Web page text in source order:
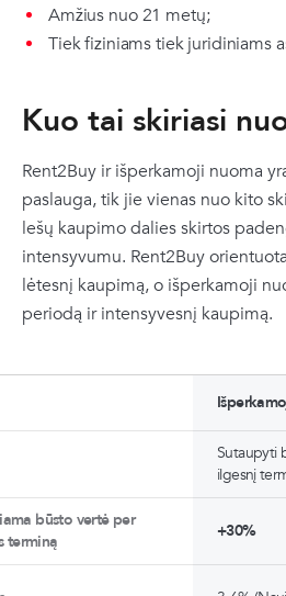
Amžius nuo 21 metų;
Tiek fiziniams tiek juridiniams
Kuo tai skiriasi
Rent2Buy ir išperkamoji nuoma
paslauga, tik jie vienas nuo kito
lešų kaupimo dalies skirtos
intensyvumu. Rent2Buy
lėtesnį kaupimą, o išperkamoji
periodą ir intensyvesnį kaupimą.
Sutaupyti
ilgesnį
būsto vertė per
terminą
+30%